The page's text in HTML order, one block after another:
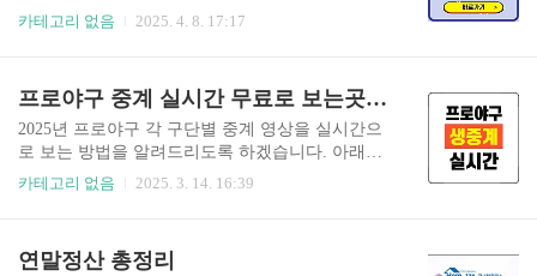
다. 신청 바로가기 👆️ 에너지바우처 지원 에너지
취약계층에게 에너지바우처를 지급 냉방에너지(전
로가기 👆️ 사회서비스사업 13종 산모 신생아 건강
관리 지원, 장애인 활동지원..
랜드 A/S 센터를 선택하시고 접속하시면 예약신청,
기삼성전자LG전자애플린나이쿠쿠쿠첸다이슨코
웨이
카테고리 없음 2025. 4. 8. 17:17
프로야구 중계 실시간 무료로 보는곳 | 2025년 모바일 TV KBO 영상 라이브 보기
2025년 프로야구 각 구단별 중계 영상을 실시간으
로 보는 방법을 알려드리도록 하겠습니다. 아래에
서 시청 방법을 선택하신 뒤 접속하시면 실시간 중
은 방법은 공식 무료 중계 플랫폼을 활용하는 것입
카테고리 없음 2025. 3. 14. 16:39
연말정산 총정리